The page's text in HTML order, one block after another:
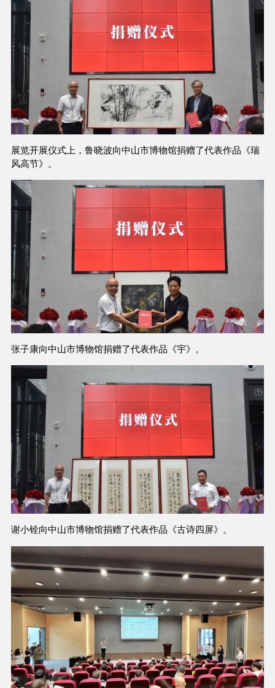
展览开展仪式上，鲁晓波向中山市博物馆捐赠了代表作品《瑞
风高节》。
张子康向中山市博物馆捐赠了代表作品《宇》。
谢小铨向中山市博物馆捐赠了代表作品《古诗四屏》。